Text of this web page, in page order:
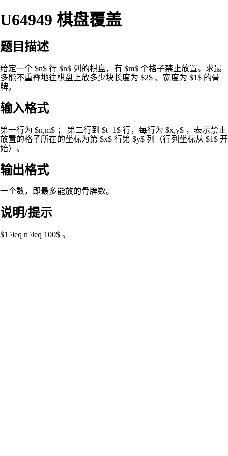
U64949 棋盘覆盖
题目描述
给定一个 $n$ 行 $n$ 列的棋盘，有 $m$ 个格子禁止放置。求最
多能不重叠地往棋盘上放多少块长度为 $2$ 、宽度为 $1$ 的骨
牌。
输入格式
第一行为 $n,m$ ； 第二行到 $t+1$ 行，每行为 $x,y$ ，表示禁止
放置的格子所在的坐标为第 $x$ 行第 $y$ 列（行列坐标从 $1$ 开
始）。
输出格式
一个数，即最多能放的骨牌数。
说明/提示
$1 \leq n \leq 100$ 。